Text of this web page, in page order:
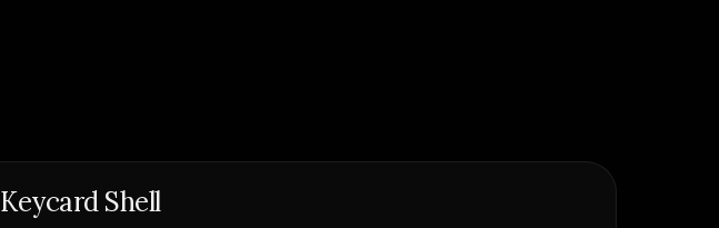
Keycard Shell